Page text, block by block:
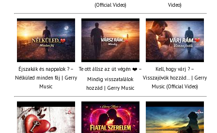
(Official Video)
Video)
Éjszakák és nappalok ? –
Nélküled minden fáj | Gerry
Music
Te ott állsz az út végén ❤️ –
Mindig visszatalálok
hozzád | Gerry Music
Kell, hogy várj ? –
Visszajövök hozzád… | Gerry
Music (Official Video)